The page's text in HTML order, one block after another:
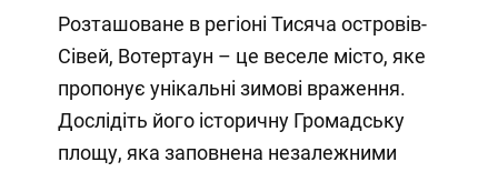
Розташоване в регіоні Тисяча островів-
Сівей, Вотертаун – це веселе місто, яке
пропонує унікальні зимові враження.
Дослідіть його історичну Громадську
площу, яка заповнена незалежними